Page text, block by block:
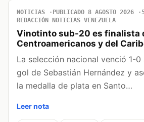
NOTICIAS PUBLICADO 8 AGOSTO 2026
REDACCIÓN NOTICIAS VENEZUELA
Vinotinto sub-20 es finalista
Centroamericanos y del
La selección nacional venció 1-
gol de Sebastián Hernández y
la medalla de plata en Santo…
Leer nota